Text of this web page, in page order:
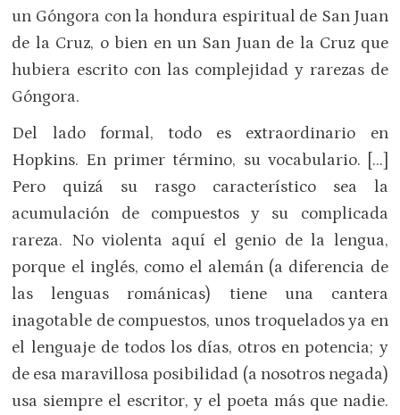
un Góngora con la hondura espiritual de San Juan
de la Cruz, o bien en un San Juan de la Cruz que
hubiera escrito con las complejidad y rarezas de
Góngora.
Del lado formal, todo es extraordinario en
Hopkins. En primer término, su vocabulario. […]
Pero quizá su rasgo característico sea la
acumulación de compuestos y su complicada
rareza. No violenta aquí el genio de la lengua,
porque el inglés, como el alemán (a diferencia de
las lenguas románicas) tiene una cantera
inagotable de compuestos, unos troquelados ya en
el lenguaje de todos los días, otros en potencia; y
de esa maravillosa posibilidad (a nosotros negada)
usa siempre el escritor, y el poeta más que nadie.